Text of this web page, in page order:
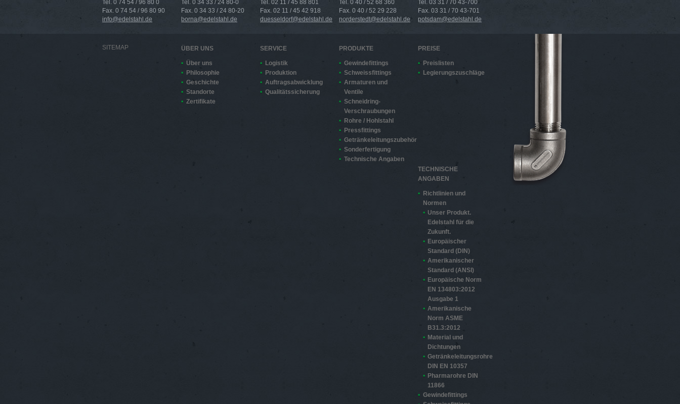
Tel. 0 74 54 / 96 80 0
Fax. 0 74 54 / 96 80 90
info@edelstahl.de
Tel. 0 34 33 / 24 80-0
Fax. 0 34 33 / 24 80-20
borna@edelstahl.de
Tel. 02 11 / 45 88 801
Fax. 02 11 / 45 42 918
duesseldorf@edelstahl.de
Tel. 0 40 / 52 68 360
Fax. 0 40 / 52 29 228
norderstedt@edelstahl.de
Tel. 03 31 / 70 43-700
Fax. 03 31 / 70 43-701
potsdam@edelstahl.de
SITEMAP ÜBER UNS
Über uns
Philosophie
Geschichte
Standorte
Zertifikate
SERVICE
Logistik
Produktion
Auftragsabwicklung
Qualitätssicherung
PRODUKTE
Gewindefittings
Schweissfittings
Armaturen und
Ventile
Schneidring-
Verschraubungen
Rohre / Hohlstahl
Pressfittings
Getränkeleitungszubehör
Sonderfertigung
Technische Angaben
PREISE
Preislisten
Legierungszuschläge
TECHNISCHE
ANGABEN
Richtlinien und
Normen
Unser Produkt.
Edelstahl für die
Zukunft.
Europäischer
Standard (DIN)
Amerikanischer
Standard (ANSI)
Europäische Norm
EN 13480­3:2012
Ausgabe 1
Amerikanische
Norm ASME
B31.3:2012
Material und
Dichtungen
Getränkeleitungsrohre
DIN EN 10357
Pharmarohre DIN
11866
Gewindefittings